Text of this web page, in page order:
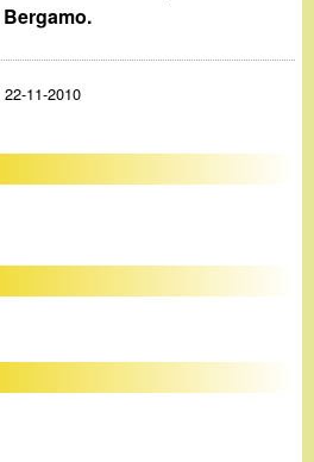
Bergamo.
22-11-2010